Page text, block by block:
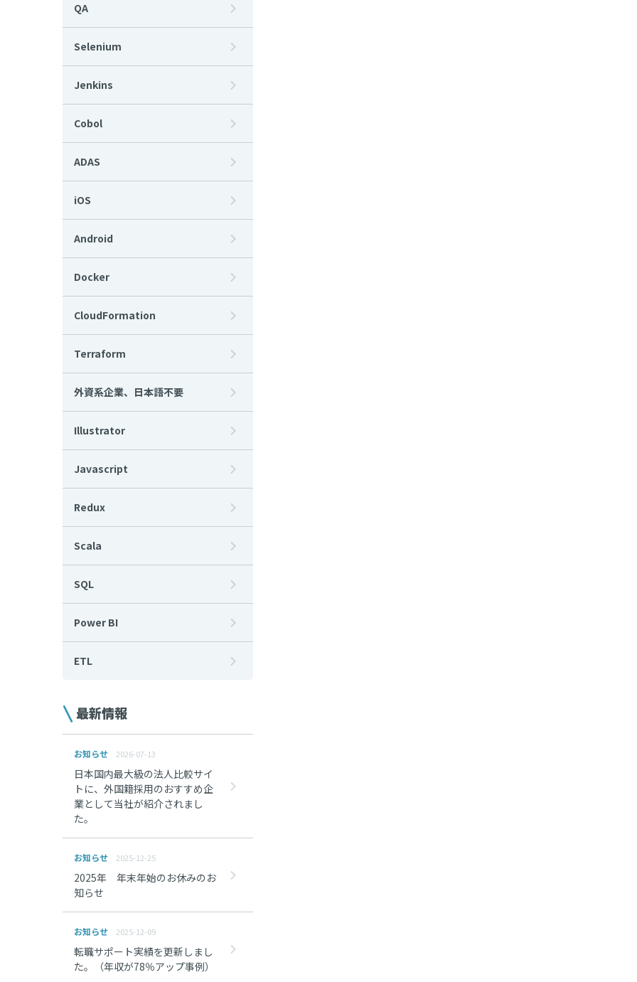
QA
Selenium
Jenkins
Cobol
ADAS
iOS
Android
Docker
CloudFormation
Terraform
外資系企業、日本語不要
Illustrator
Javascript
Redux
Scala
SQL
Power BI
ETL
最新情報
お知らせ 2026-07-13
日本国内最大級の法人比較サイ
トに、外国籍採用のおすすめ企
業として当社が紹介されまし
た。
お知らせ 2025-12-25
2025年 年末年始のお休みのお
知らせ
お知らせ 2025-12-09
転職サポート実績を更新しまし
た。（年収が78％アップ事例）